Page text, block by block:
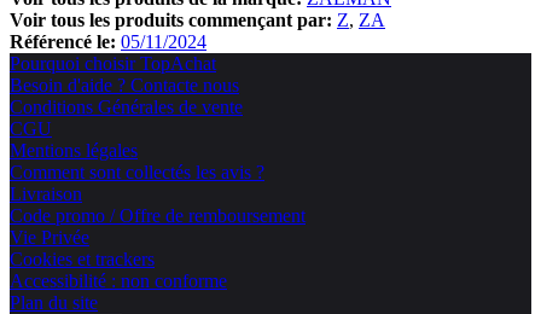
Voir tous les produits commençant par: Z ZA
Référencé le: 05/11/2024
Pourquoi choisir TopAchat
Besoin d'aide ? Contacte nous
Conditions Générales de vente
CGU
Mentions légales
Comment sont collectés les avis ?
Livraison
Code promo / Offre de remboursement
Vie Privée
Cookies et trackers
Accessibilité : non conforme
Plan du site